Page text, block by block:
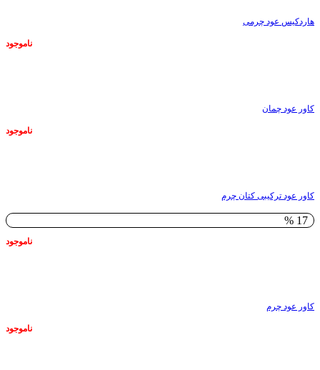
هاردکیس عود چرمی
ناموجود
کاور عود چمان
ناموجود
کاور عود ترکیبی کتان چرم
17 %
ناموجود
کاور عود چرم
ناموجود